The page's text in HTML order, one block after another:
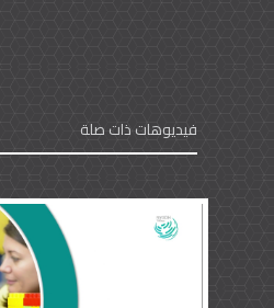
فيديوهات ذات صلة